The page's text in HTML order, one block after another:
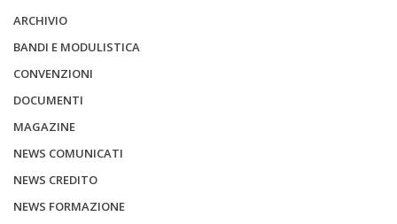
ARCHIVIO
BANDI E MODULISTICA
CONVENZIONI
DOCUMENTI
MAGAZINE
NEWS COMUNICATI
NEWS CREDITO
NEWS FORMAZIONE